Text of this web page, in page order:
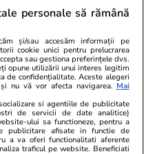
Sitemap
Locuri de muncă
Imobiliare.ro
Jobradar24
Imoradar24
personale să rămână
și/sau accesăm informații pe
cookie unici pentru prelucrarea
sau gestiona preferințele dvs.
opune utilizării unui interes legitim
de confidențialitate. Aceste alegeri
nu vă vor afecta navigarea. Mai
si agentiile de publicitate
de servicii de date analitice)
ului sa functioneze, pentru a
publicitare afisate in functie de
a va oferi functionalitati aferente
traficul pe website. Beneficiati